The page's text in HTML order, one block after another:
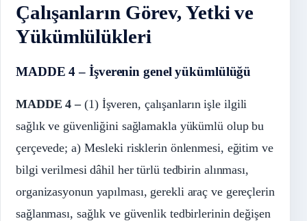
Çalışanların Görev, Yetki ve
Yükümlülükleri
MADDE 4 – İşverenin genel yükümlülüğü
MADDE 4 –(1) İşveren, çalışanların işle ilgili
sağlık ve güvenliğini sağlamakla yükümlü olup bu
çerçevede; a) Mesleki risklerin önlenmesi, eğitim ve
bilgi verilmesi dâhil her türlü tedbirin alınması,
organizasyonun yapılması, gerekli araç ve gereçlerin
sağlanması, sağlık ve güvenlik tedbirlerinin değişen